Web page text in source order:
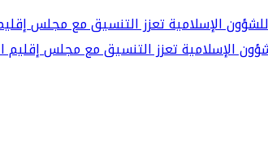
الإسلامية تعزز التنسيق مع مجلس إقليم